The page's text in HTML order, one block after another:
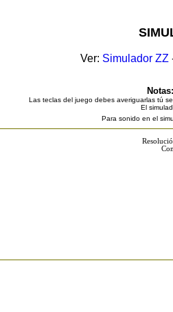
Ver: Simulador ZZ
Notas:
Las teclas del juego debes averiguarlas tú
El
Para sonido en el